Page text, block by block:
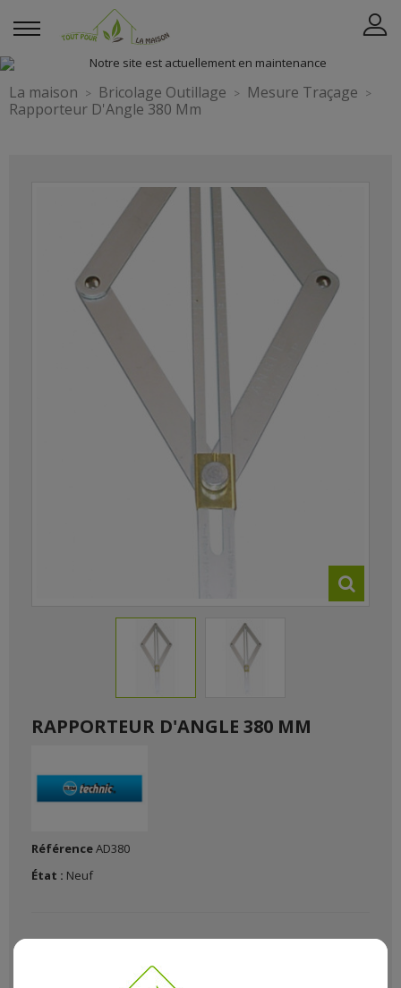
La maison Bricolage Outillage
Mesure Traçage
Rapporteur D'Angle 380 Mm
RAPPORTEUR D'ANGLE 380 MM
RéférenceAD380
État : Neuf